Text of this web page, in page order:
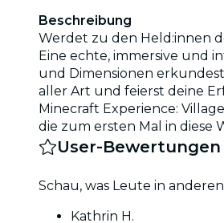
Beschreibung
Werdet zu den Held:innen
Eine echte, immersive und
und Dimensionen
aller Art und feierst deine
Minecraft Experience:
die zum ersten Mal in diese
User-Bewertungen
Schau, was Leute in
Kathrin H.